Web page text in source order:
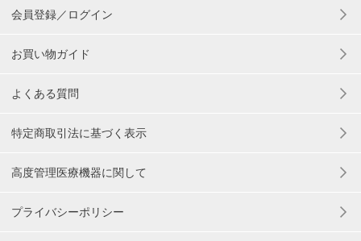
会員登録／ログイン
お買い物ガイド
よくある質問
特定商取引法に基づく表示
高度管理医療機器に関して
プライバシーポリシー